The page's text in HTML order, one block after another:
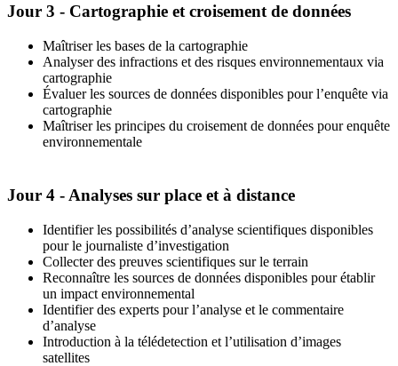
Jour 3 - Cartographie et croisement de données
Maîtriser les bases de la cartographie
Analyser des infractions et des risques environnementaux via
cartographie
Évaluer les sources de données disponibles pour l’enquête via
cartographie
Maîtriser les principes du croisement de données pour enquête
environnementale
Jour 4 - Analyses sur place et à distance
Identifier les possibilités d’analyse scientifiques disponibles
pour le journaliste d’investigation
Collecter des preuves scientifiques sur le terrain
Reconnaître les sources de données disponibles pour établir
un impact environnemental
Identifier des experts pour l’analyse et le commentaire
d’analyse
Introduction à la télédetection et l’utilisation d’images
satellites